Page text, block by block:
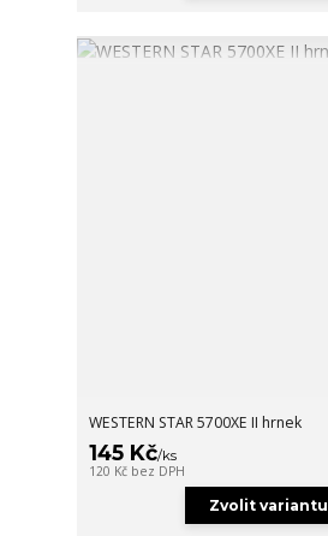
WESTERN STAR 5700XE II hrnek
145 Kč/ks
120 Kč bez DPH
Zvolit variantu